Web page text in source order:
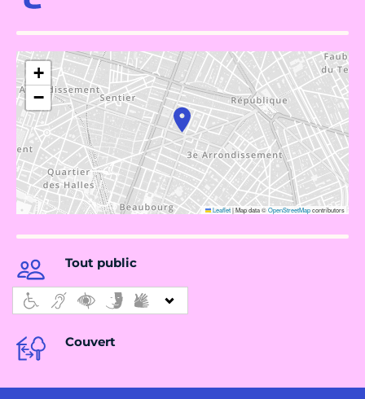
+
−
Leaflet|Map data ©OpenStreetMapcontributors
Tout public
Couvert